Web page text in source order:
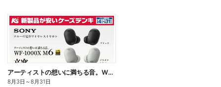
アーティストの想いに満ちる音。WF-1000X M6
8月3日 ～8月31日